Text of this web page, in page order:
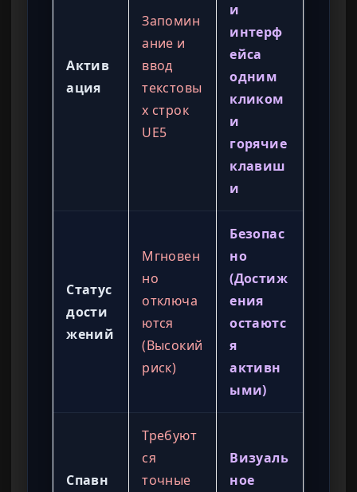
Актив
ация
Запомин
ание и
ввод
текстовы
х строк
UE5
и
интерф
ейса
одним
кликом
и
горячие
клавиш
и
Статус
дости
жений
Мгновен
но
отключа
ются
(Высокий
риск)
Безопас
но
(Достиж
ения
остаютс
я
активн
ыми)
Спавн
Требуют
ся
точные
Визуаль
ное